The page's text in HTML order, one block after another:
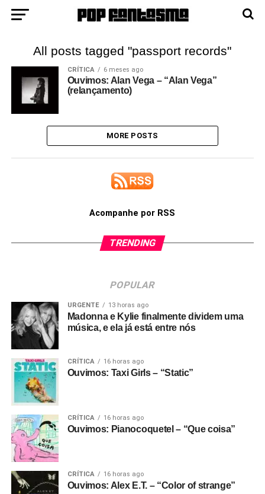
All posts tagged "passport records"
CRÍTICA 6 meses ago
Ouvimos: Alan Vega – “Alan Vega”
(relançamento)
MORE POSTS
Acompanhe por RSS
TRENDING
POPULAR
URGENTE 13 horas ago
Madonna e Kylie finalmente dividem uma
música, e ela já está entre nós
CRÍTICA 16 horas ago
Ouvimos: Taxi Girls – “Static”
CRÍTICA 16 horas ago
Ouvimos: Pianocoquetel – “Que coisa”
CRÍTICA 16 horas ago
Ouvimos: Alex E.T. – “Color of strange”